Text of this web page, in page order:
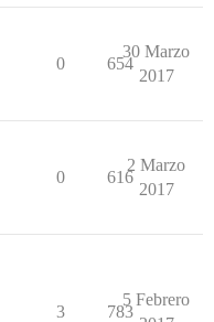
0 654
30 Marzo
2017
0 616
2 Marzo
2017
3 783
5 Febrero